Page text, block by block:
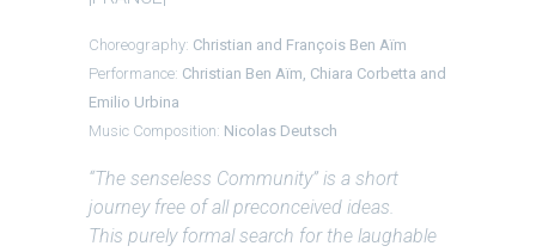
Choreography: Christian and François Ben Aïm
Performance: Christian Ben Aïm, Chiara Corbetta and
Emilio Urbina
Music Composition: Nicolas Deutsch
“The senseless Community” is a short
journey free of all preconceived ideas.
This purely formal search for the laughable